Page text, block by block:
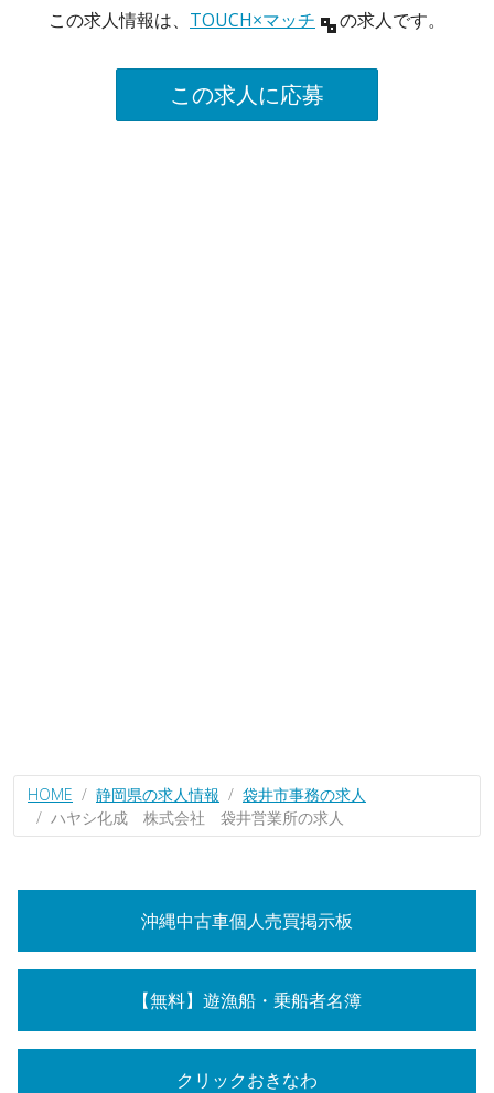
この求人情報は、 TOUCH×マッチ の求人です。
この求人に応募
HOME 静岡県の求人情報
袋井市事務の求人
ハヤシ化成 株式会社 袋井営業所の求人
沖縄中古車個人売買掲示板
【無料】遊漁船・乗船者名簿
クリックおきなわ